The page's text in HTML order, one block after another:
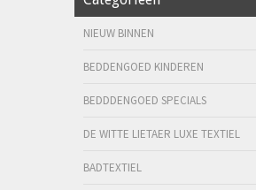
NIEUW BINNEN
BEDDENGOED KINDEREN
BEDDDENGOED SPECIALS
DE WITTE LIETAER LUXE TEXTIEL
BADTEXTIEL